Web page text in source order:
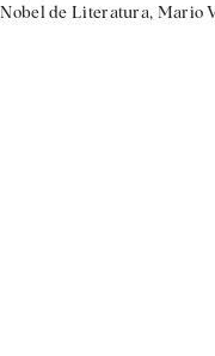
de Literatura, Mario